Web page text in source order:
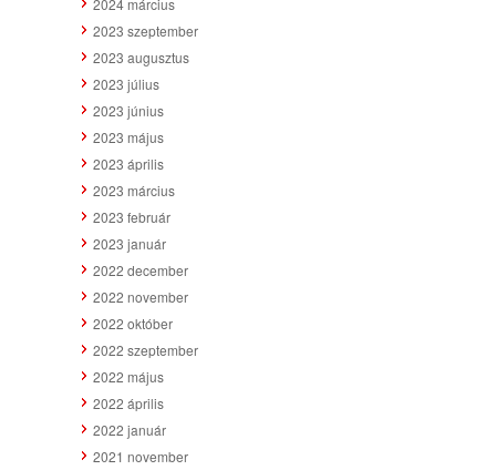
2023 szeptember
2023 augusztus
2023 július
2023 június
2023 május
2023 április
2023 március
2023 február
2023 január
2022 december
2022 november
2022 október
2022 szeptember
2022 május
2022 április
2022 január
2021 november